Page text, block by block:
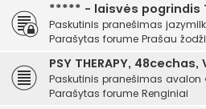
***** - laisvės pogrindis
Paskutinis pranešimas
Parašytas forume Prašau
PSY THERAPY, 48cechas,
Paskutinis pranešimas avalon
Parašytas forume Renginiai